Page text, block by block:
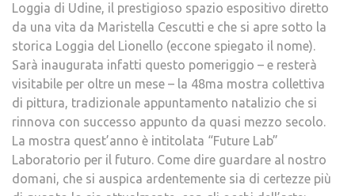
Loggia di Udine, il prestigioso spazio espositivo diretto
da una vita da Maristella Cescutti e che si apre sotto la
storica Loggia del Lionello (eccone spiegato il nome).
Sarà inaugurata infatti questo pomeriggio – e resterà
visitabile per oltre un mese – la 48ma mostra collettiva
di pittura, tradizionale appuntamento natalizio che si
rinnova con successo appunto da quasi mezzo secolo.
La mostra quest’anno è intitolata “Future Lab”
Laboratorio per il futuro. Come dire guardare al nostro
domani, che si auspica ardentemente sia di certezze più